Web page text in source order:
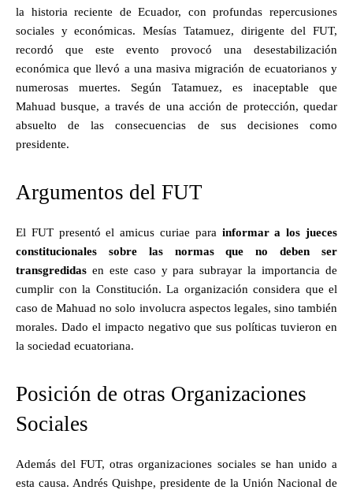
la historia reciente de Ecuador, con profundas repercusiones
sociales y económicas. Mesías Tatamuez, dirigente del FUT,
recordó que este evento provocó una desestabilización
económica que llevó a una masiva migración de ecuatorianos y
numerosas muertes. Según Tatamuez, es inaceptable que
Mahuad busque, a través de una acción de protección, quedar
absuelto de las consecuencias de sus decisiones como
presidente.
Argumentos del FUT
El FUT presentó el amicus curiae para informar a los jueces
constitucionales sobre las normas que no deben ser
transgredidas en este caso y para subrayar la importancia de
cumplir con la Constitución. La organización considera que el
caso de Mahuad no solo involucra aspectos legales, sino también
morales. Dado el impacto negativo que sus políticas tuvieron en
la sociedad ecuatoriana.
Posición de otras Organizaciones
Sociales
Además del FUT, otras organizaciones sociales se han unido a
esta causa. Andrés Quishpe, presidente de la Unión Nacional de